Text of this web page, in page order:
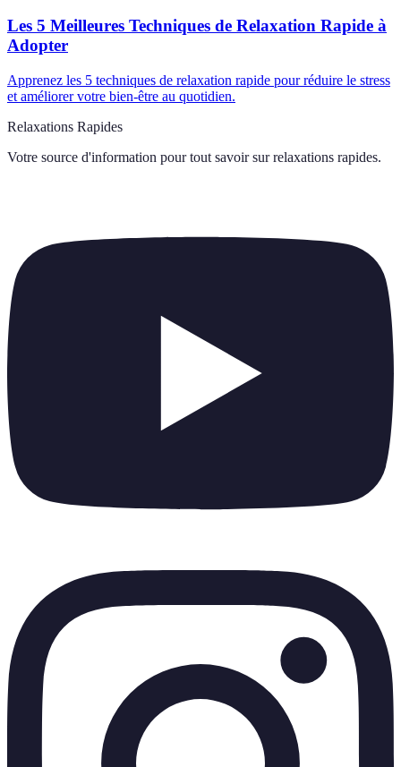
Les 5 Meilleures Techniques de Relaxation Rapide à
Adopter
Apprenez les 5 techniques de relaxation rapide pour réduire le stress
et améliorer votre bien-être au quotidien.
Relaxations Rapides
Votre source d'information pour tout savoir sur relaxations rapides.